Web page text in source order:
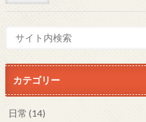
カテゴリー
日常 (14)